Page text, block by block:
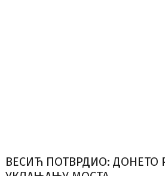
ВЕСИЋ ПОТВРДИО: ДОНЕТО